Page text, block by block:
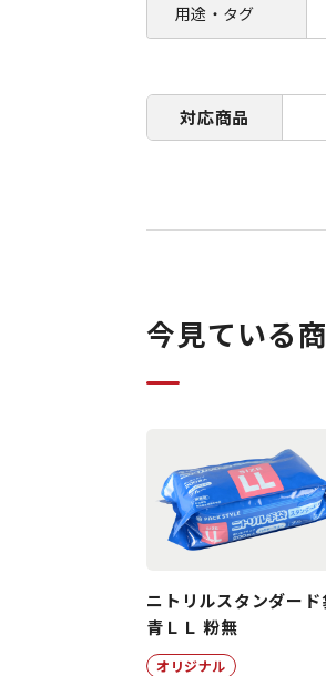
用途・タグ
対応商品
今見ている
ニトリルスタンダード
青ＬＬ 粉無
オリジナル